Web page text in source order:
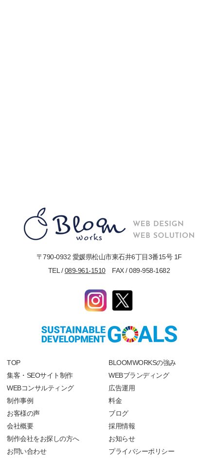
〒790-0932 愛媛県松山市東石井6丁目3番15号 1F
TEL /089-961-1510FAX / 089-958-1682
TOP
BLOOMWORKSの強み
集客・SEOサイト制作
WEBブランディング
WEBコンサルティング
広告運用
制作事例
料金
お客様の声
ブログ
会社概要
採用情報
制作会社をお探しの方へ
お知らせ
お問い合わせ
プライバシーポリシー